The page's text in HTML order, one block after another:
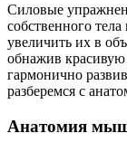
Силовые
собственного
увеличить их в
обнажив
гармонично
разберемся с
Анатомия